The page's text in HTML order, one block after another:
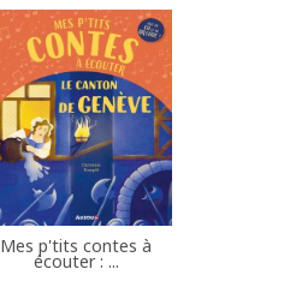
Mes p'tits contes à
écouter : ...